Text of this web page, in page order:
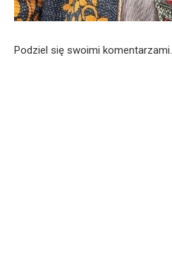
Podziel się swoimi komentarzami.